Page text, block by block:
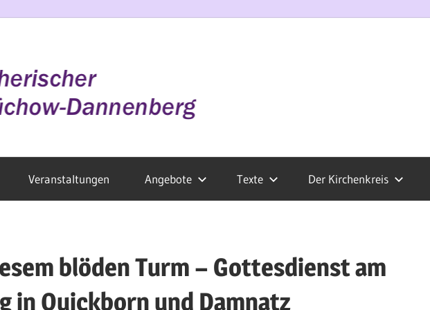
Veranstaltungen Angebote Texte Der Kirchenkreis
blöden Turm – Gottesdienst am
in Quickborn und Damnatz